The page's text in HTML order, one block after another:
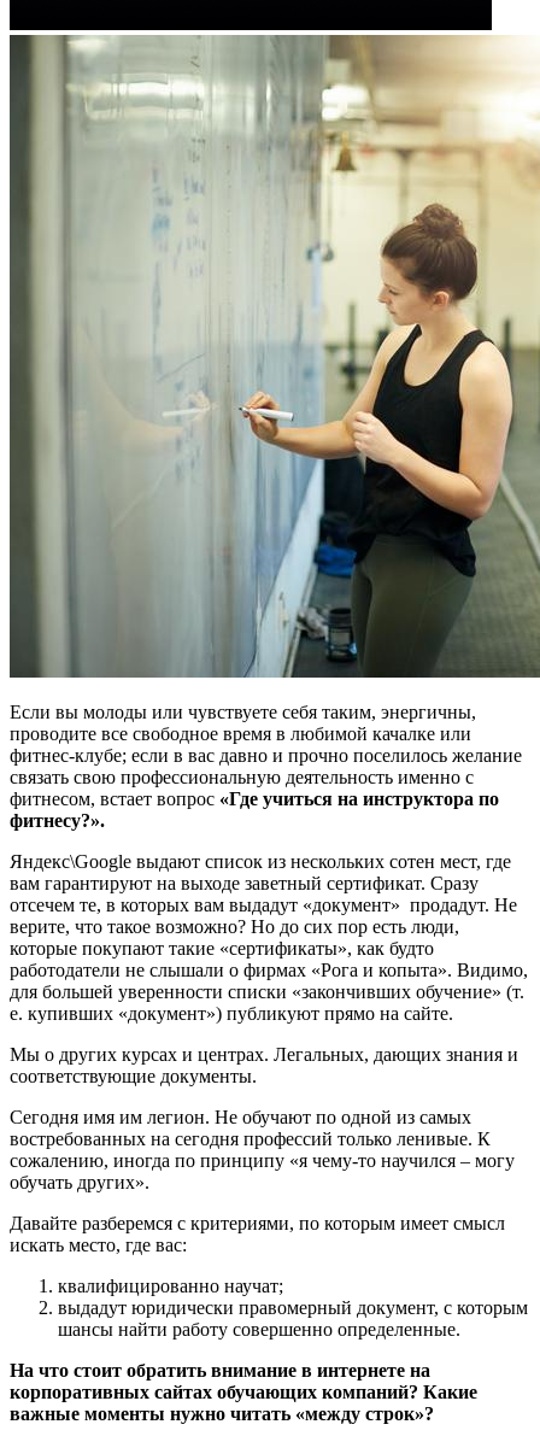
Если вы молоды или чувствуете себя таким, энергичны,
проводите все свободное время в любимой качалке или
фитнес-клубе; если в вас давно и прочно поселилось желание
связать свою профессиональную деятельность именно с
фитнесом, встает вопрос «Где учиться на инструктора по
фитнесу?».
Яндекс\Google выдают список из нескольких сотен мест, где
вам гарантируют на выходе заветный сертификат. Сразу
отсечем те, в которых вам выдадут «документ» продадут. Не
верите, что такое возможно? Но до сих пор есть люди,
которые покупают такие «сертификаты», как будто
работодатели не слышали о фирмах «Рога и копыта». Видимо,
для большей уверенности списки «закончивших обучение» (т.
е. купивших «документ») публикуют прямо на сайте.
Мы о других курсах и центрах. Легальных, дающих знания и
соответствующие документы.
Сегодня имя им легион. Не обучают по одной из самых
востребованных на сегодня профессий только ленивые. К
сожалению, иногда по принципу «я чему-то научился – могу
обучать других».
Давайте разберемся с критериями, по которым имеет смысл
искать место, где вас:
квалифицированно научат;
выдадут юридически правомерный документ, с которым
шансы найти работу совершенно определенные.
На что стоит обратить внимание в интернете на
корпоративных сайтах обучающих компаний? Какие
важные моменты нужно читать «между строк»?